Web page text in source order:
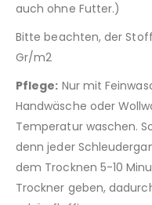
auch ohne Futter.)
Bitte beachten, der
Gr/m2
Pflege: Nur mit
Handwäsche oder
Temperatur waschen.
denn jeder
dem Trocknen 5-10
Trockner geben,